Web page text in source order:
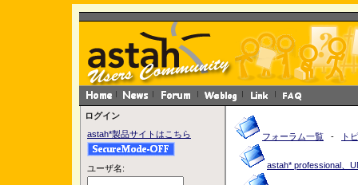
ログイン
astah*製品サイトはこちら
ユーザ名:
フォーラム一覧 - ト
astah* professional、